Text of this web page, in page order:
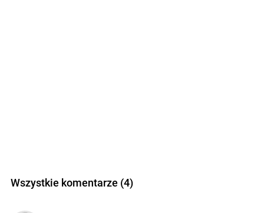
Wszystkie komentarze (4)